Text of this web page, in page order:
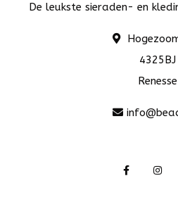
De leukste sieraden- en
4325BJ
Renesse